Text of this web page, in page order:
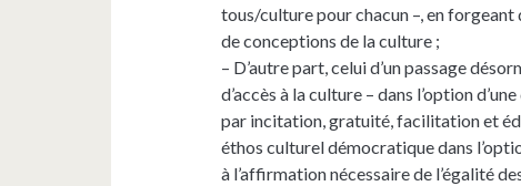
tous/culture pour chacun –, en
de conceptions de la culture ;
– D’autre part, celui d’un passage
d’accès à la culture – dans l’option
par incitation, gratuité, facilitation et
éthos culturel démocratique dans
à l’affirmation nécessaire de l’égalité